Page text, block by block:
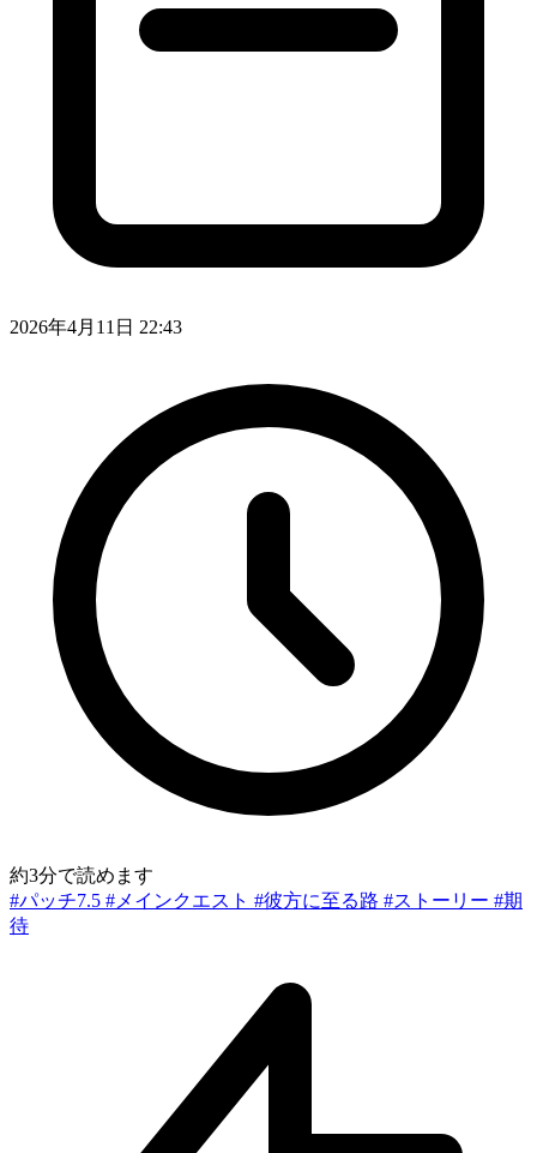
2026年4月11日 22:43
約3分で読めます
#パッチ7.5 #メインクエスト #彼方に至る路 #ストーリー #期
待